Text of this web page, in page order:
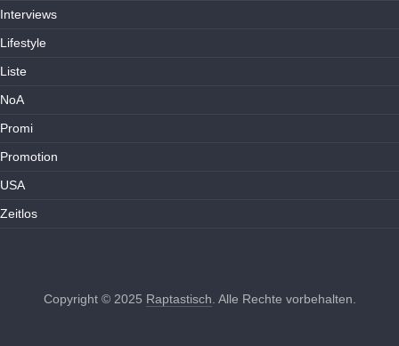
Interviews
Lifestyle
Liste
NoA
Promi
Promotion
USA
Zeitlos
Copyright © 2025 Raptastisch . Alle Rechte vorbehalten.